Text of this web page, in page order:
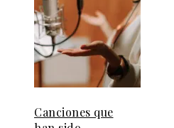
Canciones que